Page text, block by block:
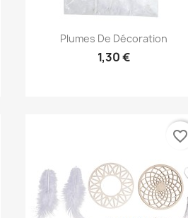
Aperçu rapide
Plumes De Décoration
1,30 €
favorite_border